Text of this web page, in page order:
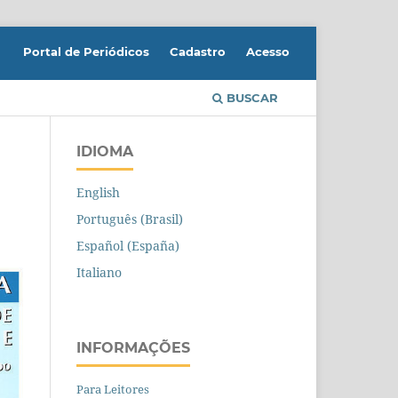
BUSCAR
Portal de Periódicos Cadastro Acesso
IDIOMA
English
Português (Brasil)
Español (España)
Italiano
INFORMAÇÕES
Para Leitores